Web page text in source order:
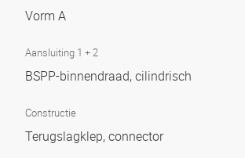
Vorm A
Aansluiting 1 + 2
BSPP-binnendraad, cilindrisch
Constructie
Terugslagklep, connector